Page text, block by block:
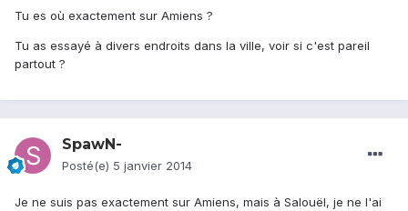
Tu es où exactement sur Amiens ?
Tu as essayé à divers endroits dans la ville, voir si c'est pareil
partout ?
SpawN-
Posté(e) 5 janvier 2014
Je ne suis pas exactement sur Amiens, mais à Salouël, je ne l'ai